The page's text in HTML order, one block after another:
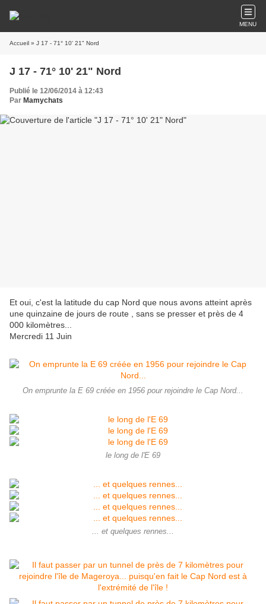
MENU
Accueil » J 17 - 71° 10' 21" Nord
J 17 - 71° 10' 21" Nord
Publié le 12/06/2014 à 12:43
Par Mamychats
Et oui, c'est la latitude du cap Nord que nous avons atteint après
une quinzaine de jours de route , sans se presser et près de 4
000 kilomètres...
Mercredi 11 Juin
On emprunte la E 69 créée en 1956 pour rejoindre le Cap Nord...
le long de l'E 69
... et quelques rennes...